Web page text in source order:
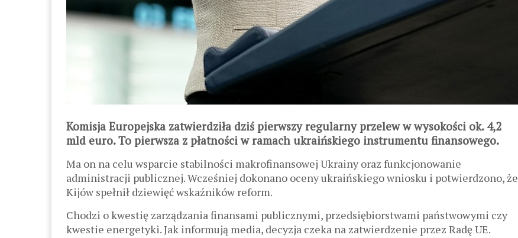
Komisja Europejska zatwierdziła dziś pierwszy regularny przelew w wysokości ok. 4,2
mld euro. To pierwsza z płatności w ramach ukraińskiego instrumentu finansowego.
Ma on na celu wsparcie stabilności makrofinansowej Ukrainy oraz funkcjonowanie
administracji publicznej. Wcześniej dokonano oceny ukraińskiego wniosku i potwierdzono, że
Kijów spełnił dziewięć wskaźników reform.
Chodzi o kwestię zarządzania finansami publicznymi, przedsiębiorstwami państwowymi czy
kwestie energetyki. Jak informują media, decyzja czeka na zatwierdzenie przez Radę UE.